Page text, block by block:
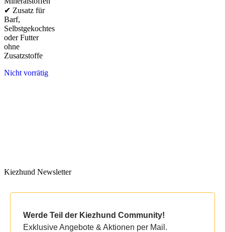
✔ Zusatz für
Barf,
Selbstgekochtes
oder Futter
ohne
Zusatzstoffe
Nicht vorrätig
Kiezhund Newsletter
Werde Teil der Kiezhund Community!
Exklusive Angebote & Aktionen per Mail.